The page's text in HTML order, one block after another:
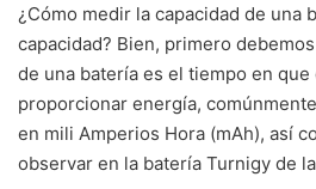
¿Cómo medir la capacidad de una
capacidad? Bien, primero
de una batería es el tiempo en
proporcionar energía,
en mili Amperios Hora (mAh), así
observar en la batería Turnigy de